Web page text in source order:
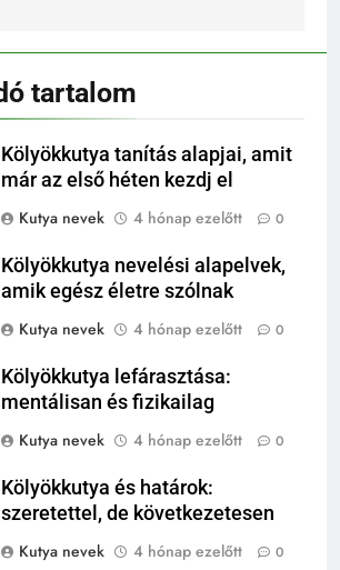
tartalom
Kölyökkutya tanítás alapjai, amit
már az első héten kezdj el
Kutya nevek
4 hónap ezelőtt 0
Kölyökkutya nevelési alapelvek,
amik egész életre szólnak
Kutya nevek
4 hónap ezelőtt 0
Kölyökkutya lefárasztása:
mentálisan és fizikailag
Kutya nevek
4 hónap ezelőtt 0
Kölyökkutya és határok:
szeretettel, de következetesen
Kutya nevek
4 hónap ezelőtt 0